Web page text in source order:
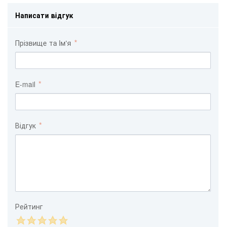
Написати відгук
Прізвище та Ім'я
E-mail
Відгук
Рейтинг